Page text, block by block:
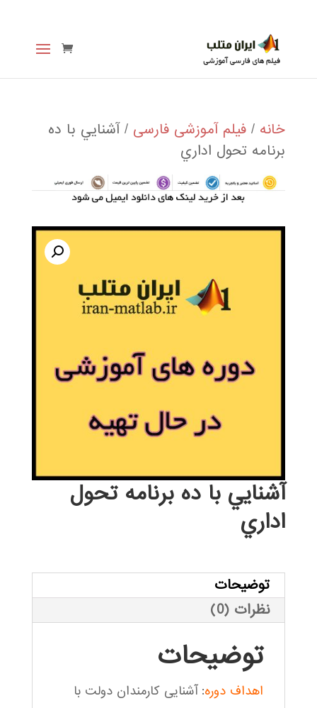
خانه / فیلم آموزشی فارسی / آشنايي با ده
برنامه تحول اداري
آشنايي با ده برنامه تحول
اداري
توضیحات
نظرات (0)
توضیحات
اهداف دوره: آشنایی كارمندان دولت با